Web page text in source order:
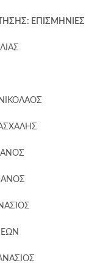
ΕΠΙΣΜΗΝΙΕΣ